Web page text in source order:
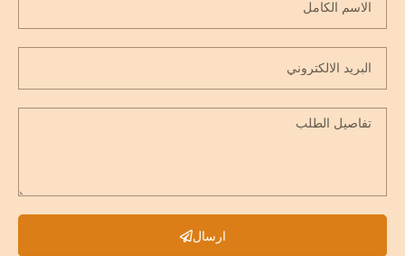
ارسال